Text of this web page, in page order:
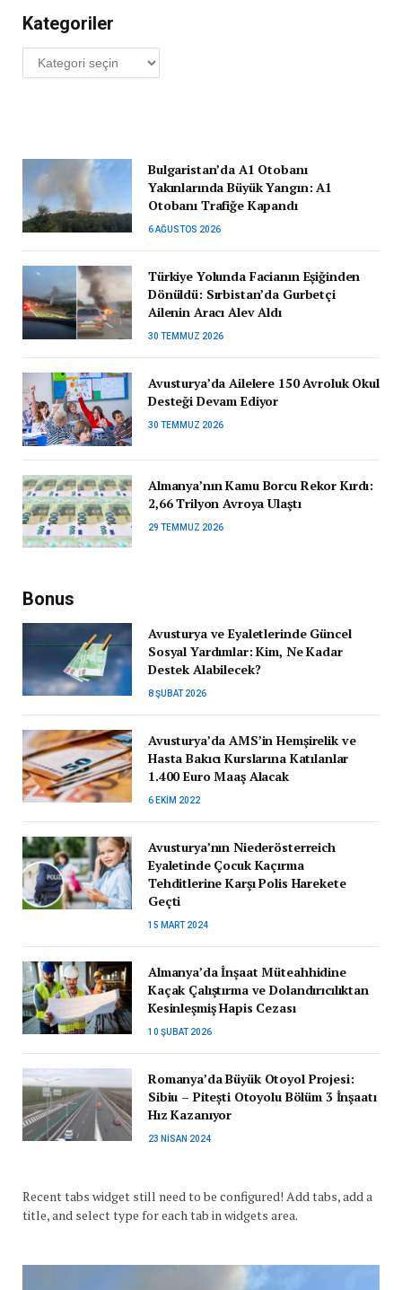
Kategoriler
Kategoriler
Bulgaristan’da A1 Otobanı
Yakınlarında Büyük Yangın: A1
Otobanı Trafiğe Kapandı
6 AĞUSTOS 2026
Türkiye Yolunda Facianın Eşiğinden
Dönüldü: Sırbistan’da Gurbetçi
Ailenin Aracı Alev Aldı
30 TEMMUZ 2026
Avusturya’da Ailelere 150 Avroluk Okul
Desteği Devam Ediyor
30 TEMMUZ 2026
Almanya’nın Kamu Borcu Rekor Kırdı:
2,66 Trilyon Avroya Ulaştı
29 TEMMUZ 2026
Bonus
Avusturya ve Eyaletlerinde Güncel
Sosyal Yardımlar: Kim, Ne Kadar
Destek Alabilecek?
8 ŞUBAT 2026
Avusturya’da AMS’in Hemşirelik ve
Hasta Bakıcı Kurslarına Katılanlar
1.400 Euro Maaş Alacak
6 EKIM 2022
Avusturya’nın Niederösterreich
Eyaletinde Çocuk Kaçırma
Tehditlerine Karşı Polis Harekete
Geçti
15 MART 2024
Almanya’da İnşaat Müteahhidine
Kaçak Çalıştırma ve Dolandırıcılıktan
Kesinleşmiş Hapis Cezası
10 ŞUBAT 2026
Romanya’da Büyük Otoyol Projesi:
Sibiu – Pitești Otoyolu Bölüm 3 İnşaatı
Hız Kazanıyor
23 NISAN 2024
Recent tabs widget still need to be configured! Add tabs, add a
title, and select type for each tab in widgets area.